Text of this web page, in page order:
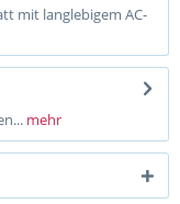
mit langlebigem AC-
mehr